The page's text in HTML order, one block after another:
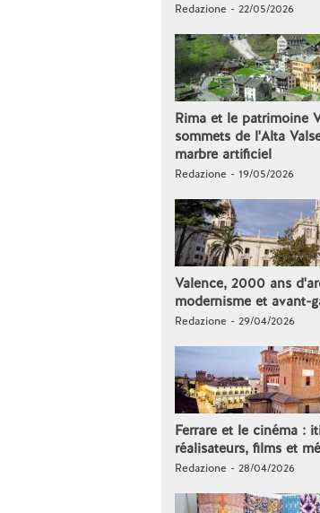
Redazione - 22/05/2026
Rima et le patrimoine
sommets de l'Alta
marbre artificiel
Redazione - 19/05/2026
Valence, 2000 ans
modernisme et avant-
Redazione - 29/04/2026
Ferrare et le cinéma :
réalisateurs, films et
Redazione - 28/04/2026